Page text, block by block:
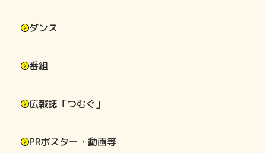
ダンス
番組
広報誌「つむぐ」
PRポスター・動画等